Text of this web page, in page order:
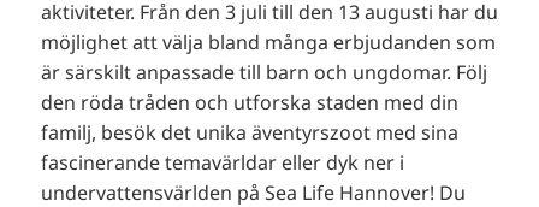
KO
JA
UK
BG
aktiviteter. Från den 3 juli till den 13 augusti har du
möjlighet att välja bland många erbjudanden som
är särskilt anpassade till barn och ungdomar. Följ
den röda tråden och utforska staden med din
familj, besök det unika äventyrszoot med sina
fascinerande temavärldar eller dyk ner i
undervattensvärlden på Sea Life Hannover! Du